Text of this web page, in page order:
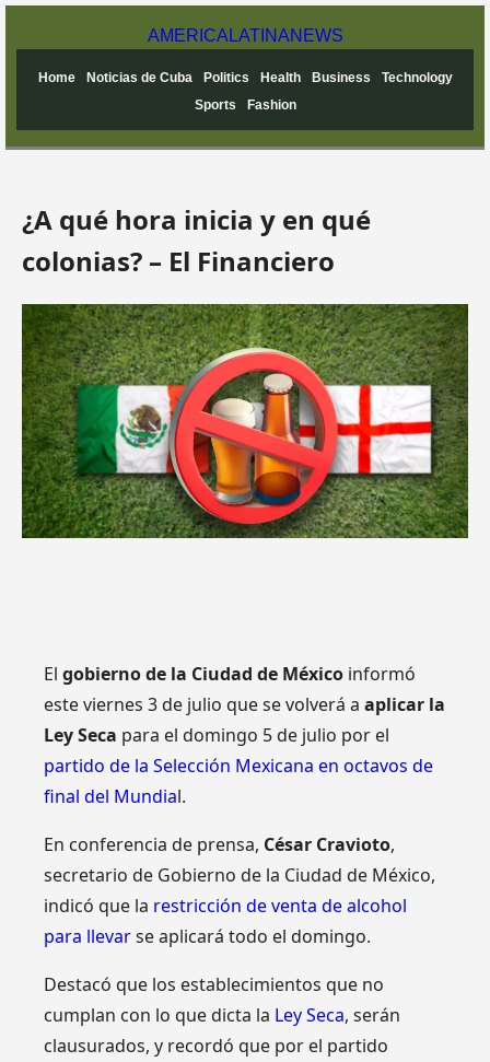
AMERICA LATINANEWS
Home Noticias de Cuba Politics Health Business
Technology
Sports
Fashion
¿A qué hora inicia y en qué
colonias? – El Financiero
Elgobierno de la Ciudad de México informó
este viernes 3 de julio que se volverá aaplicar la
Ley Seca para el domingo 5 de julio por el
partido de la Selección Mexicana en octavos de
final del Mundial.
En conferencia de prensa, César Cravioto,
secretario de Gobierno de la Ciudad de México,
indicó que la restricción de venta de alcohol
para llevarse aplicará todo el domingo.
Destacó que los establecimientos que no
cumplan con lo que dicta la Ley Seca, serán
clausurados, y recordó que por el partido